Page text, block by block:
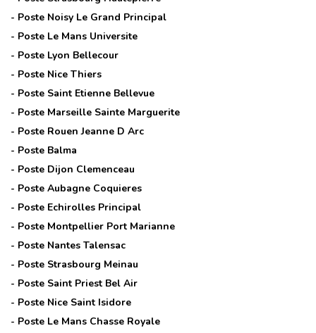
- Poste Noisy Le Grand Principal
- Poste Le Mans Universite
- Poste Lyon Bellecour
- Poste Nice Thiers
- Poste Saint Etienne Bellevue
- Poste Marseille Sainte Marguerite
- Poste Rouen Jeanne D Arc
- Poste Balma
- Poste Dijon Clemenceau
- Poste Aubagne Coquieres
- Poste Echirolles Principal
- Poste Montpellier Port Marianne
- Poste Nantes Talensac
- Poste Strasbourg Meinau
- Poste Saint Priest Bel Air
- Poste Nice Saint Isidore
- Poste Le Mans Chasse Royale